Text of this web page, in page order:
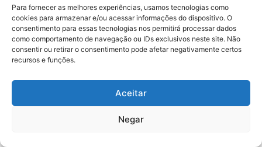
Para fornecer as melhores experiências, usamos tecnologias como
cookies para armazenar e/ou acessar informações do dispositivo. O
consentimento para essas tecnologias nos permitirá processar dados
como comportamento de navegação ou IDs exclusivos neste site. Não
consentir ou retirar o consentimento pode afetar negativamente certos
recursos e funções.
Aceitar
Negar
Economia: Prazo de adesão ao
Programa Desenrola 2.0 é
prorrogado